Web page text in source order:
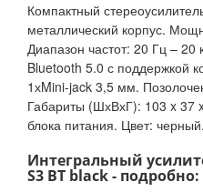
Компактный
металлический корпус.
Диапазон частот: 20 Гц –
Bluetooth 5.0 с поддержкой
1хMini-jack 3,5 мм.
Габариты (ШхВхГ): 103 x 37
блока питания. Цвет: черный.
Интегральный
S3 BT black - подробно: